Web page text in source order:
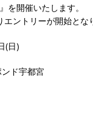
を開催いたします。
ントリーが開始とな
(日)
ド宇都宮